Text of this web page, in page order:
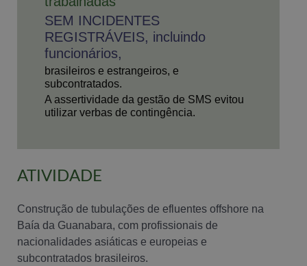
SEM INCIDENTES
REGISTRÁVEIS, incluindo
funcionários,
brasileiros e estrangeiros, e
subcontratados.
A assertividade da gestão de SMS evitou
utilizar verbas de contingência.
ATIVIDADE
Construção de tubulações de efluentes offshore na
Baía da Guanabara, com profissionais de
nacionalidades asiáticas e europeias e
subcontratados brasileiros.